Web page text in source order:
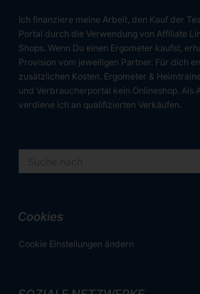
Ich finanziere meine Arbeit, den Kauf der
Portal durch die Verwendung von Affiliate
Shops. Wenn Du einen Ergometer kaufst,
Provision vom jeweiligen Partner. Für dich
zusätzlichen Kosten. Ergometer &
und Verbraucherportal kein Onlineshop. Als
verdiene ich an qualifizierten Verkäufen.
Cookies
Cookie Einstellungen ändern